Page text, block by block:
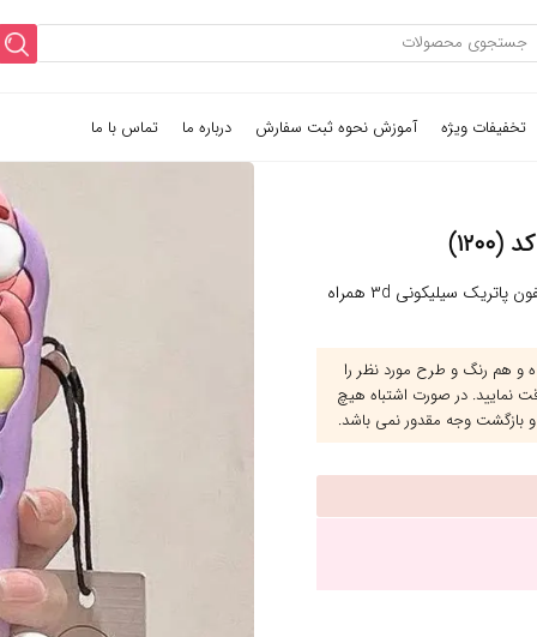
تخفیفات ویژه آموزش نحوه ثبت سفارش درباره ما تماس با ما
قاب گوشی آیفون پاتریک سیلیکونی ۳d همراه
و هم رنگ و طرح مورد نظر را
نمایید. در صورت اشتباه هیچ
بازگشت وجه مقدور نمی باشد.